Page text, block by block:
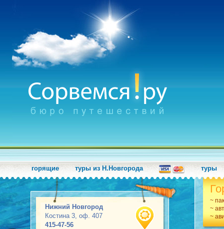
горящие туры из Н.Новгорода туры
Нижний Новгород
Костина 3, оф. 407
415-47-56
~
~
~